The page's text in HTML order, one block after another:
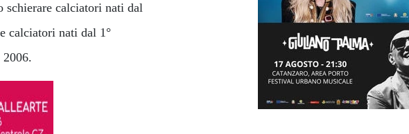
schierare calciatori nati dal
calciatori nati dal 1°
2006.